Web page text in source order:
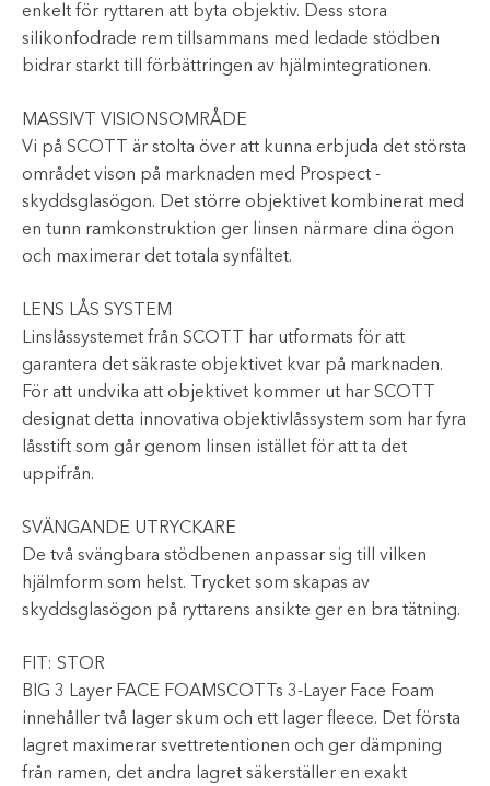
enkelt för ryttaren att byta objektiv. Dess stora
silikonfodrade rem tillsammans med ledade stödben
bidrar starkt till förbättringen av hjälmintegrationen.
MASSIVT VISIONSOMRÅDE
Vi på SCOTT är stolta över att kunna erbjuda det största
området vison på marknaden med Prospect -
skyddsglasögon. Det större objektivet kombinerat med
en tunn ramkonstruktion ger linsen närmare dina ögon
och maximerar det totala synfältet.
LENS LÅS SYSTEM
Linslåssystemet från SCOTT har utformats för att
garantera det säkraste objektivet kvar på marknaden.
För att undvika att objektivet kommer ut har SCOTT
designat detta innovativa objektivlåssystem som har fyra
låsstift som går genom linsen istället för att ta det
uppifrån.
SVÄNGANDE UTRYCKARE
De två svängbara stödbenen anpassar sig till vilken
hjälmform som helst. Trycket som skapas av
skyddsglasögon på ryttarens ansikte ger en bra tätning.
FIT: STOR
BIG 3 Layer FACE FOAMSCOTTs 3-Layer Face Foam
innehåller två lager skum och ett lager fleece. Det första
lagret maximerar svettretentionen och ger dämpning
från ramen, det andra lagret säkerställer en exakt